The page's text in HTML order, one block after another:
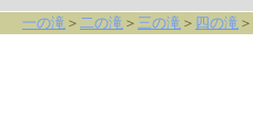
一の滝 ＞ 二の滝 ＞ 三の滝 ＞ 四の滝 ＞